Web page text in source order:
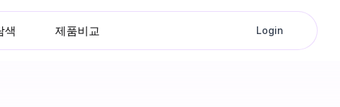
색 제품비교 Login